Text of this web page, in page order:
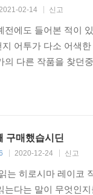
2021-02-14 신고
전에도 들어본 적이
어투가 다소 어색
의 다른 작품을 찾던
구매했습시딘
2020-12-24 신고
는 히로시마 레이코
는다는 말이 무엇인